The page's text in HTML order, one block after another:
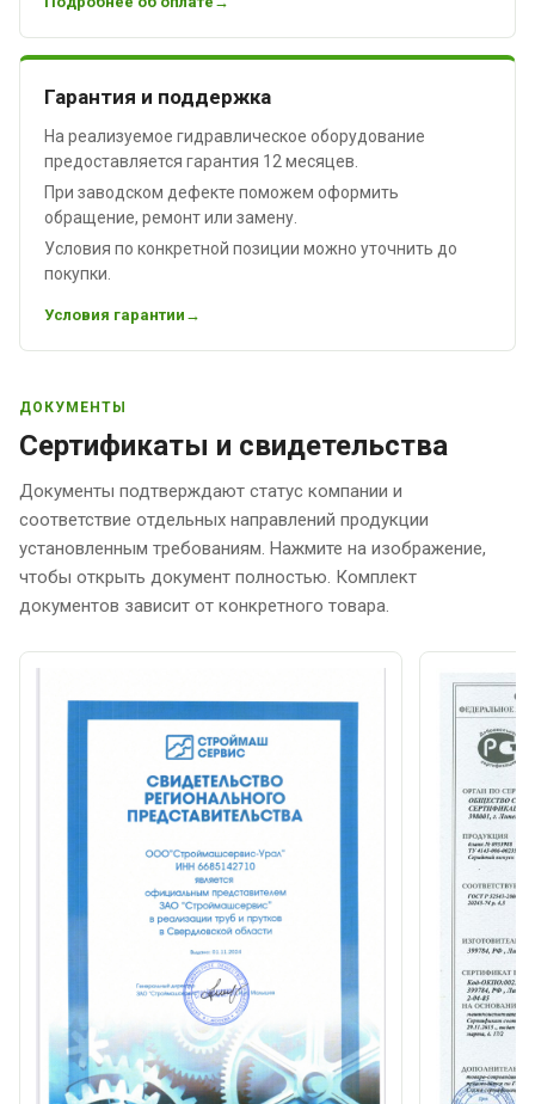
Гарантия и поддержка
На реализуемое гидравлическое оборудование
предоставляется гарантия 12 месяцев.
При заводском дефекте поможем оформить
обращение, ремонт или замену.
Условия по конкретной позиции можно уточнить до
покупки.
Условия гарантии
ДОКУМЕНТЫ
Сертификаты и свидетельства
Документы подтверждают статус компании и
соответствие отдельных направлений продукции
установленным требованиям. Нажмите на изображение,
чтобы открыть документ полностью. Комплект
документов зависит от конкретного товара.